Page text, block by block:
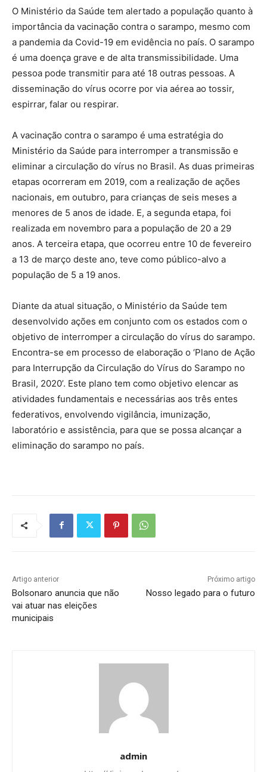
O Ministério da Saúde tem alertado a população quanto à
importância da vacinação contra o sarampo, mesmo com
a pandemia da Covid-19 em evidência no país. O sarampo
é uma doença grave e de alta transmissibilidade. Uma
pessoa pode transmitir para até 18 outras pessoas. A
disseminação do vírus ocorre por via aérea ao tossir,
espirrar, falar ou respirar.
A vacinação contra o sarampo é uma estratégia do
Ministério da Saúde para interromper a transmissão e
eliminar a circulação do vírus no Brasil. As duas primeiras
etapas ocorreram em 2019, com a realização de ações
nacionais, em outubro, para crianças de seis meses a
menores de 5 anos de idade. E, a segunda etapa, foi
realizada em novembro para a população de 20 a 29
anos. A terceira etapa, que ocorreu entre 10 de fevereiro
a 13 de março deste ano, teve como público-alvo a
população de 5 a 19 anos.
Diante da atual situação, o Ministério da Saúde tem
desenvolvido ações em conjunto com os estados com o
objetivo de interromper a circulação do vírus do sarampo.
Encontra-se em processo de elaboração o ‘Plano de Ação
para Interrupção da Circulação do Vírus do Sarampo no
Brasil, 2020’. Este plano tem como objetivo elencar as
atividades fundamentais e necessárias aos três entes
federativos, envolvendo vigilância, imunização,
laboratório e assistência, para que se possa alcançar a
eliminação do sarampo no país.
Artigo anterior
Bolsonaro anuncia que não
vai atuar nas eleições
municipais
Próximo artigo
Nosso legado para o futuro
admin